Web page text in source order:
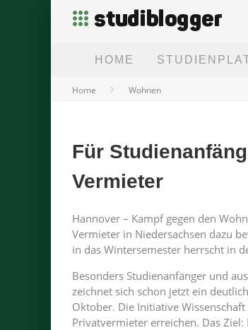
HOME
Home Wohnen
Für
Vermieter
Hannover – Kampf gegen den
Vermieter in Niedersachsen dazu
in das Wintersemester herrscht in
Besonders Studienanfänger und
zeichnet sich schon jetzt ein
Oktober. Die Initiative
Privatvermieter erreichen. Das